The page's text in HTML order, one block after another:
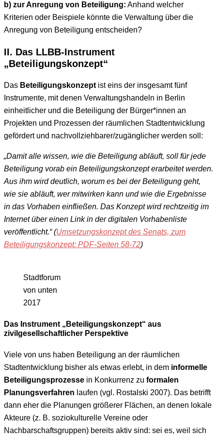
b) zur Anregung von Beteiligung: Anhand welcher
Kriterien oder Beispiele könnte die Verwaltung über die
Anregung von Beteiligung entscheiden?
II. Das LLBB-Instrument
„Beteiligungskonzept“
Das Beteiligungskonzept ist eins der insgesamt fünf
Instrumente, mit denen Verwaltungshandeln in Berlin
einheitlicher und die Beteiligung der Bürger*innen an
Projekten und Prozessen der räumlichen Stadtentwicklung
gefördert und nachvollziehbarer/zugänglicher werden soll:
„Damit alle wissen, wie die Beteiligung abläuft, soll für jede
Beteiligung vorab ein Beteiligungskonzept erarbeitet werden.
Aus ihm wird deutlich, worum es bei der Beteiligung geht,
wie sie abläuft, wer mitwirken kann und wie die Ergebnisse
in das Vorhaben einfließen. Das Konzept wird rechtzeitig im
Internet über einen Link in der digitalen Vorhabenliste
veröffentlicht.“ (Umsetzungskonzept des Senats, zum
Beteiligungskonzept: PDF-Seiten 58-72)
Stadtforum
von unten
2017
Das Instrument „Beteiligungskonzept“ aus
zivilgesellschaftlicher Perspektive
Viele von uns haben Beteiligung an der räumlichen
Stadtentwicklung bisher als etwas erlebt, in dem informelle
Beteiligungsprozesse in Konkurrenz zu formalen
Planungsverfahren laufen (vgl. Rostalski 2007). Das betrifft
dann eher die Planungen größerer Flächen, an denen lokale
Akteure (z. B. soziokulturelle Vereine oder
Nachbarschaftsgruppen) bereits aktiv sind: sei es, weil sich